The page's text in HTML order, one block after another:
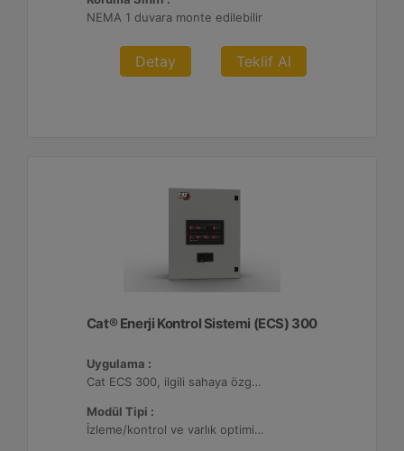
NEMA 1 duvara monte edilebilir
Detay Teklif Al
Cat® Enerji Kontrol Sistemi (ECS) 300
Uygulama :
Cat ECS 300, ilgili sahaya özgü varlık gereksinimlerini karşılayacak şekilde yapılandırılabildiği çeşitli mikro şebekelerde kullanılmaktadır.
Modül Tipi :
İzleme/kontrol ve varlık optimizasyonu, 4 adede kadar Dağıtılmış Enerji Kaynağı (DER) ile yapılandırılabilir.